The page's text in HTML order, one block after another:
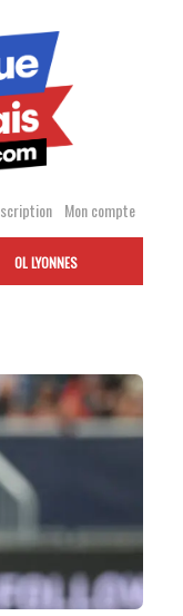
Mon compte
OL LYONNES